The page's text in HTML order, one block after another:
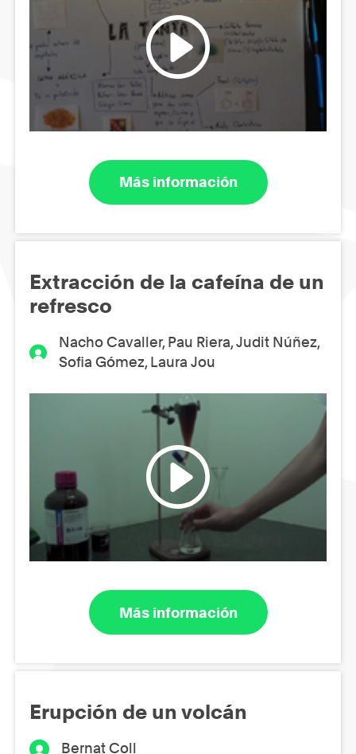
Más información
Extracción de la cafeína de un
refresco
Nacho Cavaller, Pau Riera, Judit Núñez,
Sofia Gómez, Laura Jou
Más información
Erupción de un volcán
Bernat Coll